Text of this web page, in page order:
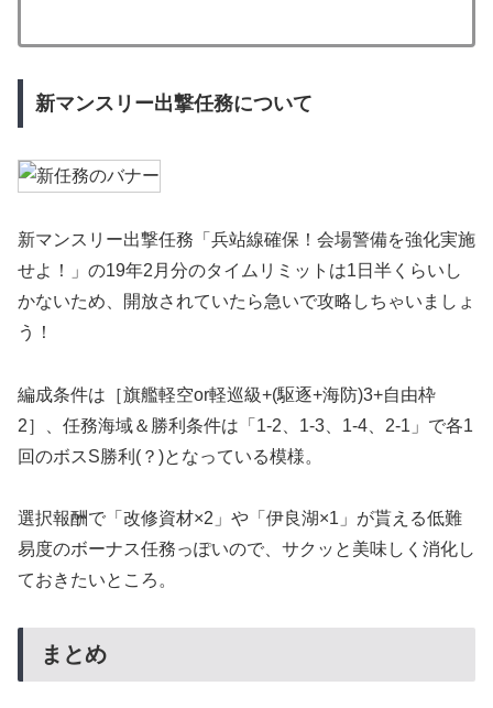
新マンスリー出撃任務について
新マンスリー出撃任務「兵站線確保！会場警備を強化実施
せよ！」の19年2月分のタイムリミットは1日半くらいし
かないため、開放されていたら急いで攻略しちゃいましょ
う！
編成条件は［旗艦軽空or軽巡級+(駆逐+海防)3+自由枠
2］、任務海域＆勝利条件は「1-2、1-3、1-4、2-1」で各1
回のボスS勝利(？)となっている模様。
選択報酬で「改修資材×2」や「伊良湖×1」が貰える低難
易度のボーナス任務っぽいので、サクッと美味しく消化し
ておきたいところ。
まとめ